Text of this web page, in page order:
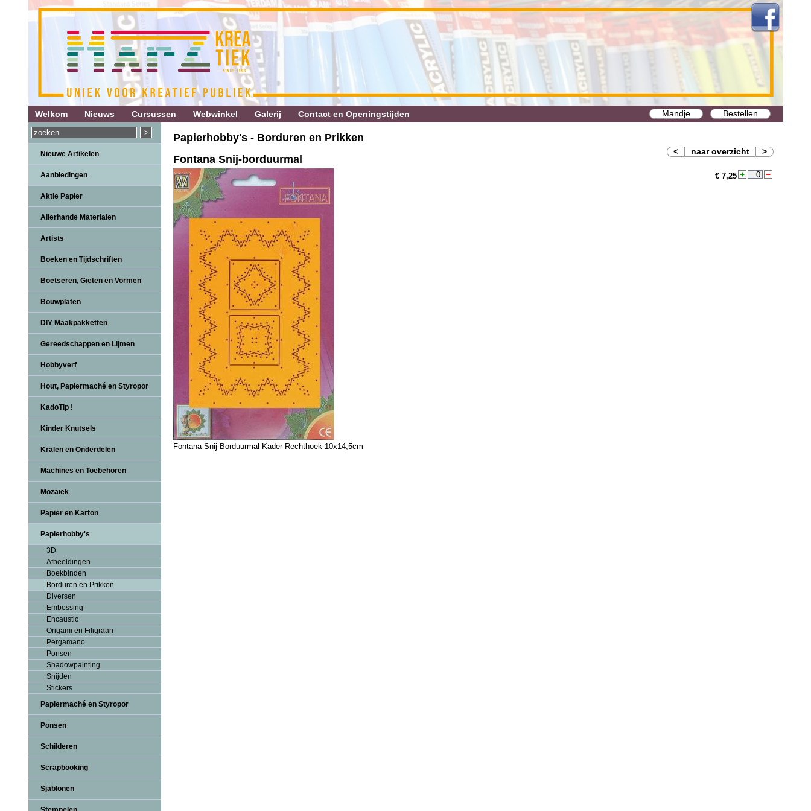
Welkom Nieuws Cursussen Webwinkel Galerij Contact en Openingstijden Mandje Bestellen
Nieuwe Artikelen
Aanbiedingen
Aktie Papier
Allerhande Materialen
Artists
Boeken en Tijdschriften
Boetseren, Gieten en Vormen
Bouwplaten
DIY Maakpakketten
Gereedschappen en Lijmen
Hobbyverf
Hout, Papiermaché en Styropor
KadoTip !
Kinder Knutsels
Kralen en Onderdelen
Machines en Toebehoren
Mozaïek
Papier en Karton
Papierhobby's
3D
Afbeeldingen
Boekbinden
Borduren en Prikken
Diversen
Embossing
Encaustic
Origami en Filigraan
Pergamano
Ponsen
Shadowpainting
Snijden
Stickers
Papiermaché en Styropor
Ponsen
Schilderen
Scrapbooking
Sjablonen
Papierhobby's - Borduren en Prikken
< naar overzicht >
Fontana Snij-borduurmal
€ 7,25
Fontana Snij-Borduurmal Kader Rechthoek 10x14,5cm